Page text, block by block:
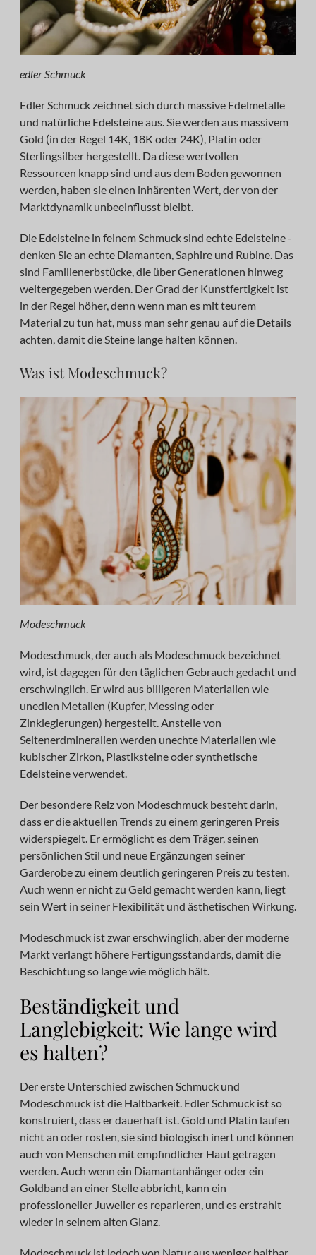
edler Schmuck
Edler Schmuck zeichnet sich durch massive Edelmetalle
und natürliche Edelsteine aus. Sie werden aus massivem
Gold (in der Regel 14K, 18K oder 24K), Platin oder
Sterlingsilber hergestellt. Da diese wertvollen
Ressourcen knapp sind und aus dem Boden gewonnen
werden, haben sie einen inhärenten Wert, der von der
Marktdynamik unbeeinflusst bleibt.
Die Edelsteine in feinem Schmuck sind echte Edelsteine -
denken Sie an echte Diamanten, Saphire und Rubine. Das
sind Familienerbstücke, die über Generationen hinweg
weitergegeben werden. Der Grad der Kunstfertigkeit ist
in der Regel höher, denn wenn man es mit teurem
Material zu tun hat, muss man sehr genau auf die Details
achten, damit die Steine lange halten können.
Was ist Modeschmuck?
Modeschmuck
Modeschmuck, der auch als Modeschmuck bezeichnet
wird, ist dagegen für den täglichen Gebrauch gedacht und
erschwinglich. Er wird aus billigeren Materialien wie
unedlen Metallen (Kupfer, Messing oder
Zinklegierungen) hergestellt. Anstelle von
Seltenerdmineralien werden unechte Materialien wie
kubischer Zirkon, Plastiksteine oder synthetische
Edelsteine verwendet.
Der besondere Reiz von Modeschmuck besteht darin,
dass er die aktuellen Trends zu einem geringeren Preis
widerspiegelt. Er ermöglicht es dem Träger, seinen
persönlichen Stil und neue Ergänzungen seiner
Garderobe zu einem deutlich geringeren Preis zu testen.
Auch wenn er nicht zu Geld gemacht werden kann, liegt
sein Wert in seiner Flexibilität und ästhetischen Wirkung.
Modeschmuck ist zwar erschwinglich, aber der moderne
Markt verlangt höhere Fertigungsstandards, damit die
Beschichtung so lange wie möglich hält.
Beständigkeit und
Langlebigkeit: Wie lange wird
es halten?
Der erste Unterschied zwischen Schmuck und
Modeschmuck ist die Haltbarkeit. Edler Schmuck ist so
konstruiert, dass er dauerhaft ist. Gold und Platin laufen
nicht an oder rosten, sie sind biologisch inert und können
auch von Menschen mit empfindlicher Haut getragen
werden. Auch wenn ein Diamantanhänger oder ein
Goldband an einer Stelle abbricht, kann ein
professioneller Juwelier es reparieren, und es erstrahlt
wieder in seinem alten Glanz.